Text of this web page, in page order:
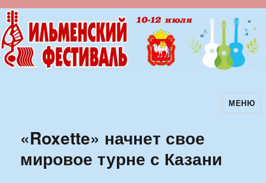
Ильменский фестиваль авторской
песни
МЕНЮ
«Roxette» начнет свое
мировое турне с Казани